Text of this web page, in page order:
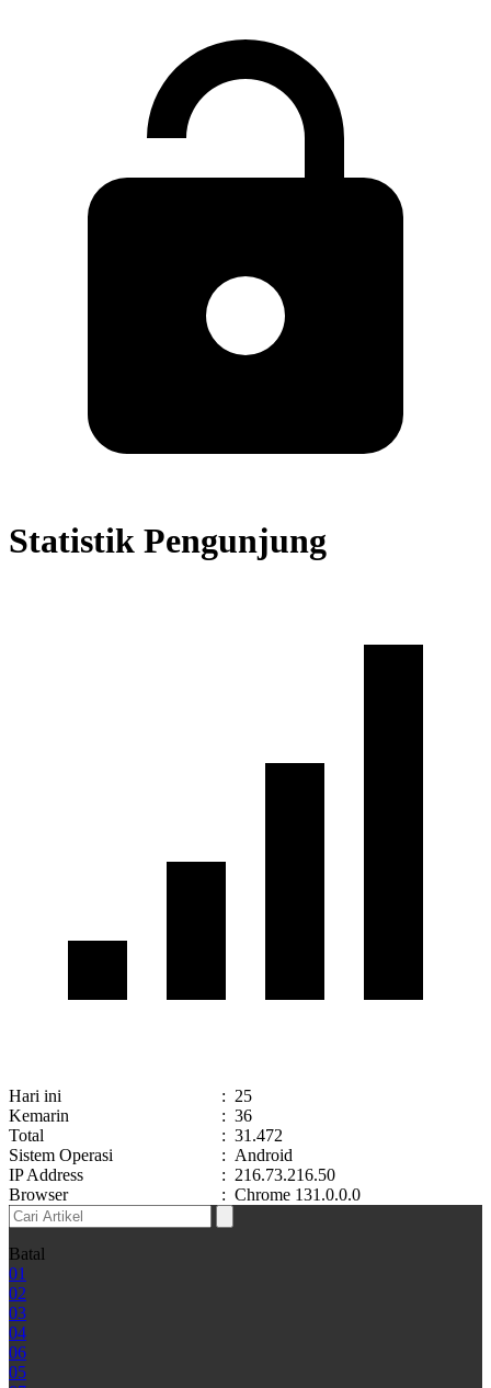
Statistik Pengunjung
Hari ini : 25
Kemarin
: 36
Total
: 31.472
Sistem Operasi
: Android
IP Address
: 216.73.216.50
Browser
: Chrome 131.0.0.0
Batal
01
02
03
04
06
05